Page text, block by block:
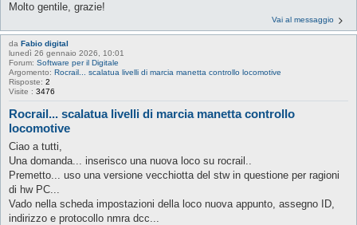
Molto gentile, grazie!
Vai al messaggio
da Fabio digital
lunedì 26 gennaio 2026, 10:01
Forum: Software per il Digitale
Argomento: Rocrail... scalatua livelli di marcia manetta controllo locomotive
Risposte: 2
Visite : 3476
Rocrail... scalatua livelli di marcia manetta controllo
locomotive
Ciao a tutti,
Una domanda... inserisco una nuova loco su rocrail..
Premetto... uso una versione vecchiotta del stw in questione per ragioni
di hw PC...
Vado nella scheda impostazioni della loco nuova appunto, assegno ID,
indirizzo e protocollo nmra dcc...